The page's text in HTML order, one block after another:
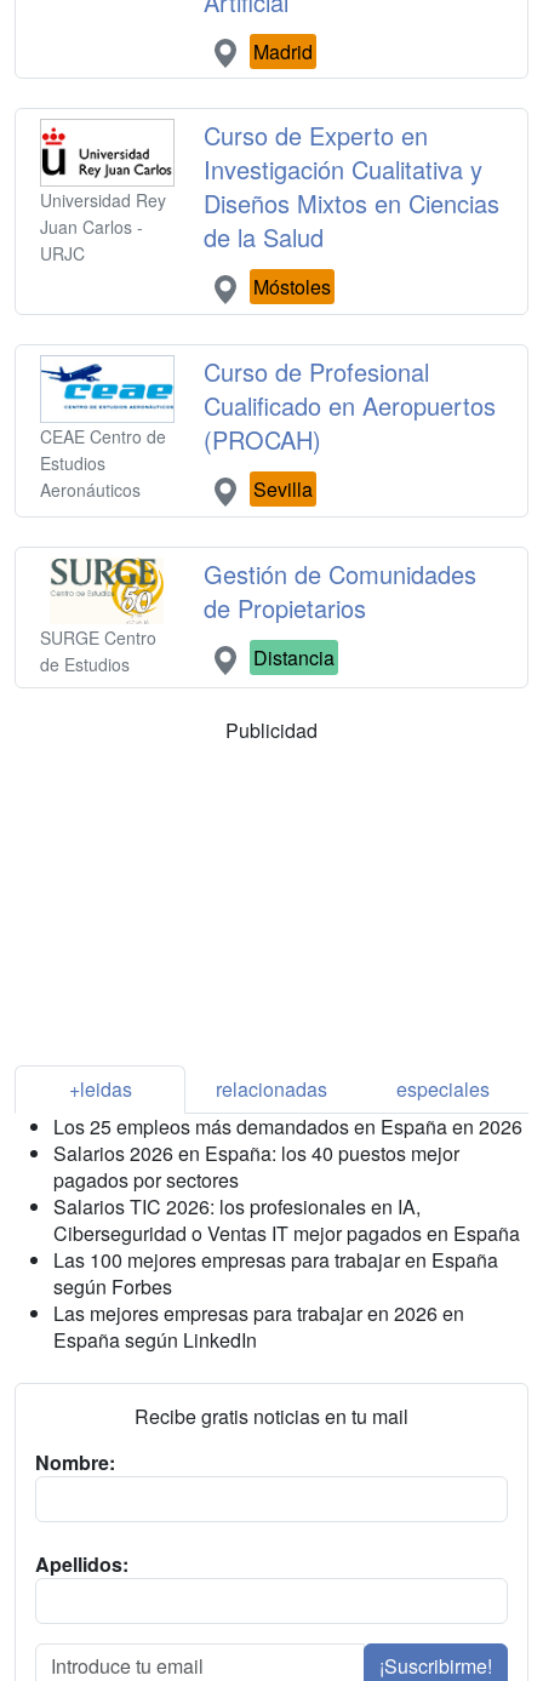
Madrid
Universidad Rey
Juan Carlos -
URJC
Curso de Experto en
Investigación Cualitativa y
Diseños Mixtos en Ciencias
de la Salud
Móstoles
CEAE Centro de
Estudios
Aeronáuticos
Curso de Profesional
Cualificado en Aeropuertos
(PROCAH)
Sevilla
SURGE Centro
de Estudios
Gestión de Comunidades
de Propietarios
Distancia
Publicidad
+leidas relacionadas
especiales
Los 25 empleos más demandados en España en 2026
Salarios 2026 en España: los 40 puestos mejor
pagados por sectores
Salarios TIC 2026: los profesionales en IA,
Ciberseguridad o Ventas IT mejor pagados en España
Las 100 mejores empresas para trabajar en España
según Forbes
Las mejores empresas para trabajar en 2026 en
España según LinkedIn
Recibe gratis noticias en tu mail
Nombre:
Apellidos:
¡Suscribirme!